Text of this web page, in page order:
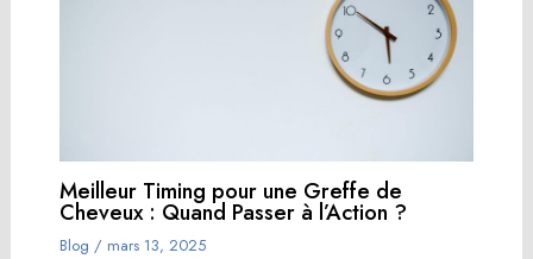
Meilleur Timing pour une Greffe de
Cheveux : Quand Passer à l’Action ?
Blog / mars 13, 2025